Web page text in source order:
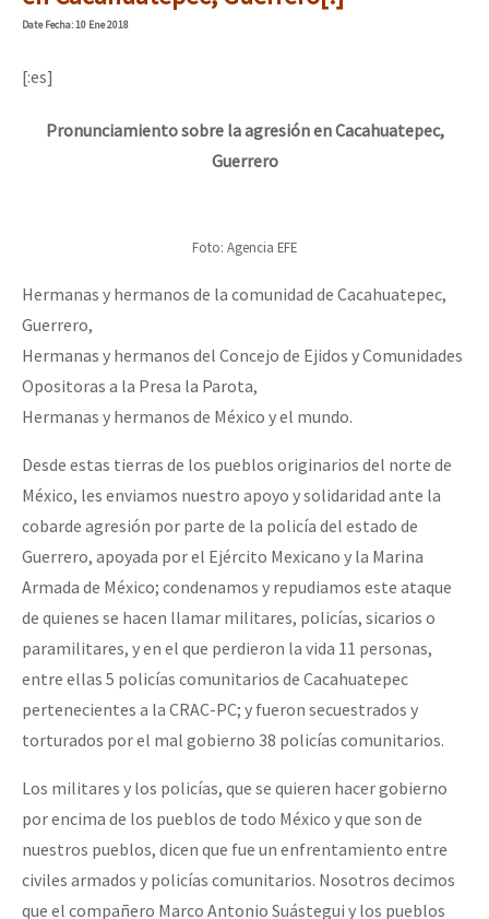
Mundo
AutonomÍa y Resistencia
Mujeres
Niñxs
ETIQUETAS
Audio
Video
Otras secciones
Semillero Guerra contra la Humanidad. (Las poblaciones y
la naturaleza bajo asedio)
Libros para descargar
Medios Libres
COVID-19
Eventos
Contacto
Dia 1: Encontro “Guerra contra a Humanidade”
Se o México sabe, que o mundo saiba! Nossas lutas pela
[25 abr – CDMX] Tokín por el CNI: 30 años de Resistencia y
DateFecha: 10 Ene 2018
[:es]
Pronunciamiento sobre la agresión en Cacahuatepec,
Guerrero
Foto: Agencia EFE
Hermanas y hermanos de la comunidad de Cacahuatepec,
Guerrero,
Hermanas y hermanos del Concejo de Ejidos y Comunidades
Opositoras a la Presa la Parota,
Hermanas y hermanos de México y el mundo.
Desde estas tierras de los pueblos originarios del norte de
México, les enviamos nuestro apoyo y solidaridad ante la
cobarde agresión por parte de la policía del estado de
Guerrero, apoyada por el Ejército Mexicano y la Marina
Armada de México; condenamos y repudiamos este ataque
de quienes se hacen llamar militares, policías, sicarios o
paramilitares, y en el que perdieron la vida 11 personas,
entre ellas 5 policías comunitarios de Cacahuatepec
pertenecientes a la CRAC-PC; y fueron secuestrados y
torturados por el mal gobierno 38 policías comunitarios.
Los militares y los policías, que se quieren hacer gobierno
por encima de los pueblos de todo México y que son de
nuestros pueblos, dicen que fue un enfrentamiento entre
civiles armados y policías comunitarios. Nosotros decimos
que el compañero Marco Antonio Suástegui y los pueblos